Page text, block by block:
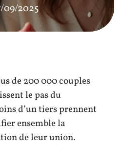
09/2025
de 200 000 couples
le pas du
d’un tiers prennent
ensemble la
de leur union.